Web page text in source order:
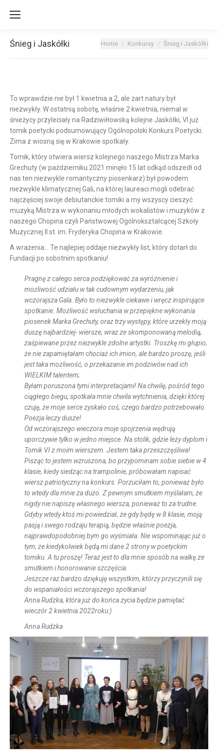
Śnieg i Jaskółki You are here:
Home Konkursy Śnieg i Jaskółki
To wprawdzie nie był 1 kwietnia a 2, ale żart natury był
niezwykły. W ostatnią sobotę, właśnie 2 kwietnia, niemal w
śnieżycy przyleciały na Radziwiłłowską kolejne Jaskółki, VI już
tomik poetycki podsumowujący Ogólnopolski Konkurs Poetycki.
Zima z wiosną się w Krakowie spotkały.
Tomik, który otwiera wiersz kolejnego naszego Mistrza Marka
Grechuty (w październiku 2021 minęło 15 lat odkąd odszedł od
nas ten niezwykle romantyczny piosenkarz) był powodem
niezwykle klimatycznej Gali, na której laureaci mogli odebrać
najczęściej swoje debiutanckie tomiki a my wszyscy cieszyć
muzyką Mistrza w wykonaniu młodych wokalistów i muzyków z
naszego Chopina czyli Państwowej Ogólnokształcącej Szkoły
Muzycznej II st. im. Fryderyka Chopina w Krakowie.
A wrażenia… Te najlepiej oddaje niezwykły list, który dotarł do
Fundacji po sobotnim spotkaniu!
Pragnę z całego serca podziękować za wyróżnienie i
możliwość udziału w tak cudownym wydarzeniu, jak
wczorajsza Gala. Było to niezwykle ciekawe i wręcz inspirujące
spotkanie. Możliwość wsłuchania w przepiękne wykonania
piosenek Marka Grechuty, oraz trzy występy, które urzekły moją
duszę najbardziej- wiersze, wraz ze skomponowaną melodią,
zaśpiewane przez niezwykle zdolne artystki. Troszkę mi głupio,
że nie zapamiętałam chociaż ich imion, ale bardzo proszę, jeśli
jest taka możliwość, o przekazanie im podziwów nad ich
WIELKIM talentem;
Byłam poruszona tymi interpretacjami! Na chwilę, pośród tego
ciągłego biegu, spotkała mnie chwila wytchnienia, dzięki której
czuję, że moje serce zyskało coś, czego bardzo potrzebowało.
Poezja leczy dusze!
Od wczorajszego wieczora moje spojrzenia wędrują
uporczywie tylko w jedno miejsce. Na stolik, gdzie leży dyplom i
Tomik VI z moim wierszem. Jestem taka przeszczęśliwa!
Pisząc to jestem wzruszona, bo przypominam sobie siebie w 4
klasie, kiedy siedząc na trampolinie, próbowałam napisać
wiersz patriotyczny na konkurs. Porzuciłam to, ponieważ było
to wtedy dla mnie za dużo. Z pewnym smutkiem myślałam, że
nigdy nie napiszę własnego wiersza, ponieważ to za trudne.
Gdyby wtedy ktoś mi powiedział, że gdy będę w 8 klasie, moją
pasją i swego rodzaju terapią, będzie właśnie poezja,
najprawdopodobniej bym go wyśmiała. Nie wspominając już o
tym, że kiedykolwiek będą mi dane 2 strony w poetyckim
tomiku. A tu proszę! Teraz jest to dla mnie sposób na walkę ze
smutkiem i honorowanie szczęścia.
Jeszcze raz bardzo dziękuję wszystkim, którzy przyczynili się
do wspaniałości wczorajszego spotkania!
Anna Rudzka, która już do końca życia będzie pamiętać
wieczór 2 kwietnia 2022roku:)
Anna Rudzka